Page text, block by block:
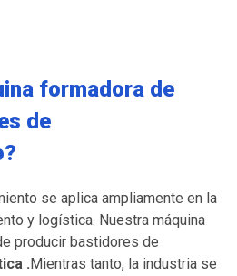
formadora de
de
se aplica ampliamente en la
y logística. Nuestra máquina
producir bastidores de
.Mientras tanto, la industria se